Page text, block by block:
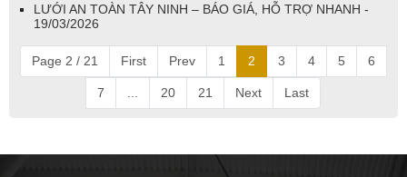
LƯỚI AN TOÀN TÂY NINH – BÁO GIÁ, HỖ TRỢ NHANH -
19/03/2026
Page 2 / 21 First Prev 1 2 3 4 5 6
7 20 21 Next Last